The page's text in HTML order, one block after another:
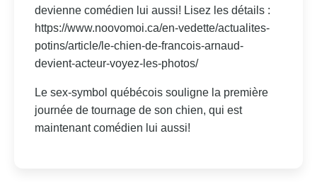
devienne comédien lui aussi! Lisez les détails :
https://www.noovomoi.ca/en-vedette/actualites-
potins/article/le-chien-de-francois-arnaud-
devient-acteur-voyez-les-photos/
Le sex-symbol québécois souligne la première
journée de tournage de son chien, qui est
maintenant comédien lui aussi!